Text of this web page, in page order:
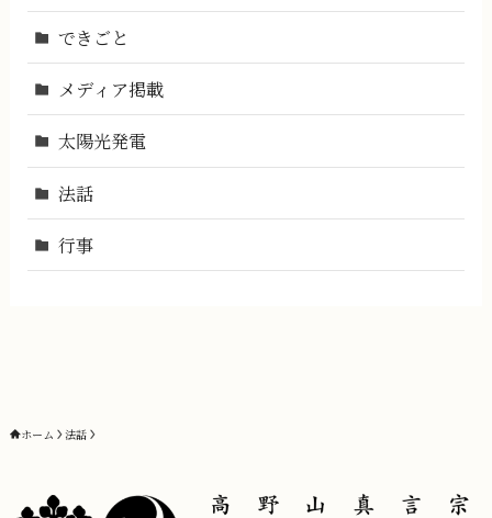
できごと
メディア掲載
太陽光発電
法話
行事
ホーム 法話